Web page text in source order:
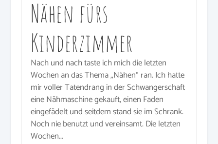
Nähen fürs
Kinderzimmer
Nach und nach taste ich mich die letzten
Wochen an das Thema „Nähen“ ran. Ich hatte
mir voller Tatendrang in der Schwangerschaft
eine Nähmaschine gekauft, einen Faden
eingefädelt und seitdem stand sie im Schrank.
Noch nie benutzt und vereinsamt. Die letzten
Wochen...